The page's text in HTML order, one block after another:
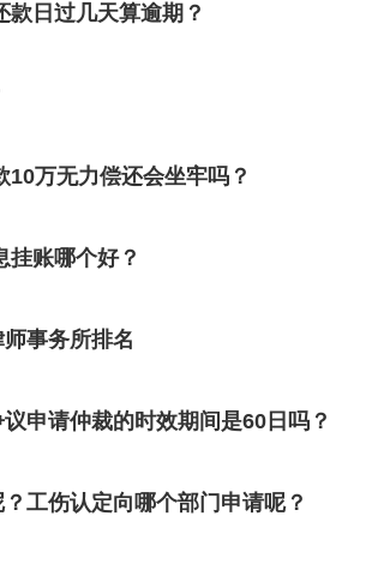
日过几天算逾期？
万无力偿还会坐牢吗？
挂账哪个好？
事务所排名
申请仲裁的时效期间是60日吗？
工伤认定向哪个部门申请呢？